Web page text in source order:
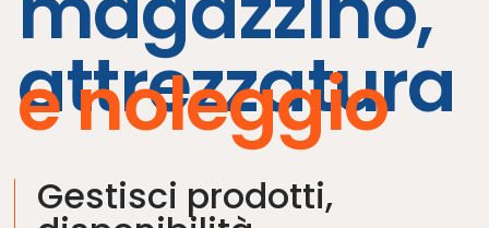
attrezzatura
e noleggio
Gestisci prodotti,